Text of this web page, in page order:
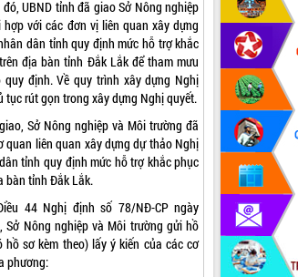
UBND tỉnh đã giao Sở Nông nghiệp
với các đơn vị liên quan xây dựng
dân tỉnh quy định mức hỗ trợ khắc
địa bàn tỉnh Đắk Lắk để tham mưu
định. Về quy trình xây dựng Nghị
tục rút gọn trong xây dựng Nghị quyết.
Sở Nông nghiệp và Môi trường đã
quan liên quan xây dựng dự thảo Nghị
tỉnh quy định mức hỗ trợ khắc phục
bàn tỉnh Đắk Lắk.
44 Nghị định số 78/NĐ-CP ngày
Nông nghiệp và Môi trường gửi hồ
sơ kèm theo) lấy ý kiến của các cơ
phương: